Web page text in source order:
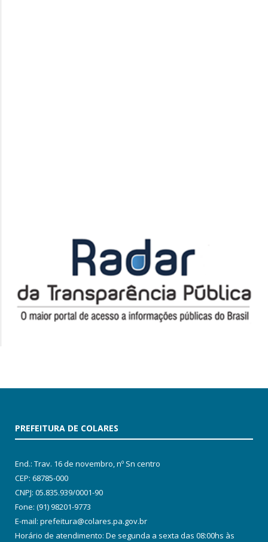
PREFEITURA DE COLARES
End.: Trav. 16 de novembro, nº Sn centro
CEP: 68785-000
CNPJ: 05.835.939/0001-90
Fone: (91) 98201-9773
E-mail: prefeitura@colares.pa.gov.br
Horário de atendimento: De segunda a sexta das 08:00hs às